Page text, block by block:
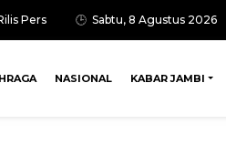
Pers Sabtu, 8 Agustus 2026
NASIONAL KABAR JAMBI